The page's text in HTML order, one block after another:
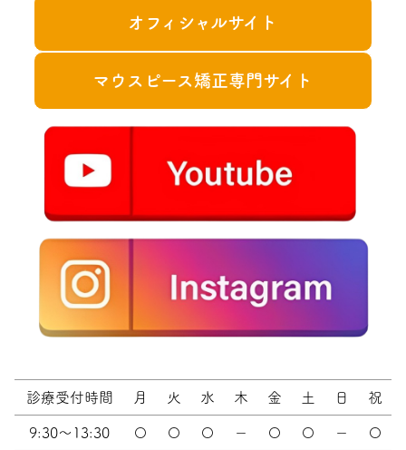
オフィシャルサイト
マウスピース矯正専門サイト
診療受付時間 月 火 水 木 金 土 日 祝
9:30～13:30 〇 〇 〇 － 〇 〇 － 〇